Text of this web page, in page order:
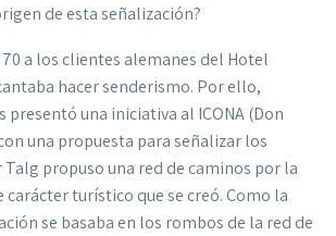
de esta señalización?
a los clientes alemanes del Hotel
hacer senderismo. Por ello,
presentó una iniciativa al ICONA (Don
una propuesta para señalizar los
Talg propuso una red de caminos por la
turístico que se creó. Como la
se basaba en los rombos de la red de